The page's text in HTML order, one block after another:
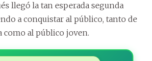
llegó la tan esperada segunda
a conquistar al público, tanto de
como al público joven.